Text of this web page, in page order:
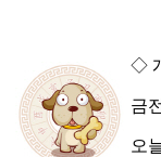
◇
금
오